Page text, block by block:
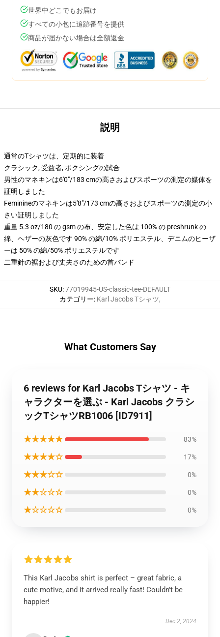
世界中どこでもお届け
すべての小包に追跡番号を提供
商品が届かない場合は全額返金
説明
通常のTシャツは、定期的に装着
クラシック, 受益者, ボクシングの試合
男性のマネキンは6'0"/183 cmの高さおよびスポーツの測定の媒体を
証明しました
Feminineのマネキンは5'8"/173 cmの高さおよびスポーツの測定の小
さい証明しました
重量 5.3 oz/180 の gsm の布、安定した色は 100% の preshrunk の
綿、ヘザーの灰色です 90% の綿/10% ポリエステル、デニムのヒーザ
ーは 50% の綿/50% ポリエステルです
二重針の裾および丈夫さのための首バンド
SKU:77019945-US-classic-tee-DEFAULT
カテゴリー: Karl Jacobs Tシャツ,
What Customers Say
6 reviews for Karl Jacobs Tシャツ - キ
ャラクターを選ぶ - Karl Jacobs クラシ
ックTシャツRB1006 [ID7911]
★★★★★ 83%
★★★★☆ 17%
★★★☆☆ 0%
★★☆☆☆ 0%
★☆☆☆☆ 0%
This Karl Jacobs shirt is perfect – great fabric, a
cute motive, and it arrived really fast! Couldn’t be
happier!
Dec 2, 2024